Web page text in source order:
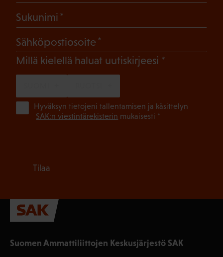
Suomen Ammattiliittojen Keskusjärjestö SAK
Sukunimi
Sähköpostiosoite
Millä kielellä haluat uutiskirjeesi (Pakollinen)
Hyväksyn tietojeni tallentamisen ja käsittelyn
SAK:n viestintärekisterin mukaisesti *
Tilaa